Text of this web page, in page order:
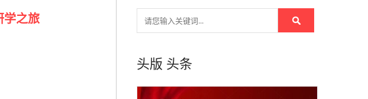
学之旅
头版 头条